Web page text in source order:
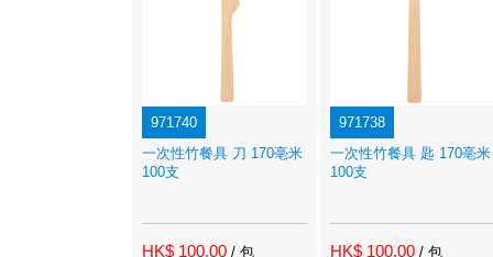
971740
一次性竹餐具 刀 170亳米
100支
HK$ 100.00 / 包
971738
一次性竹餐具 匙 170亳米
100支
HK$ 100.00 / 包